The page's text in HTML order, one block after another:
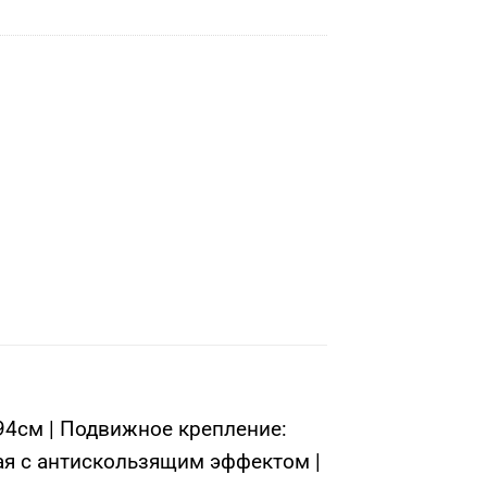
| Подвижное крепление:
с антискользящим эффектом |